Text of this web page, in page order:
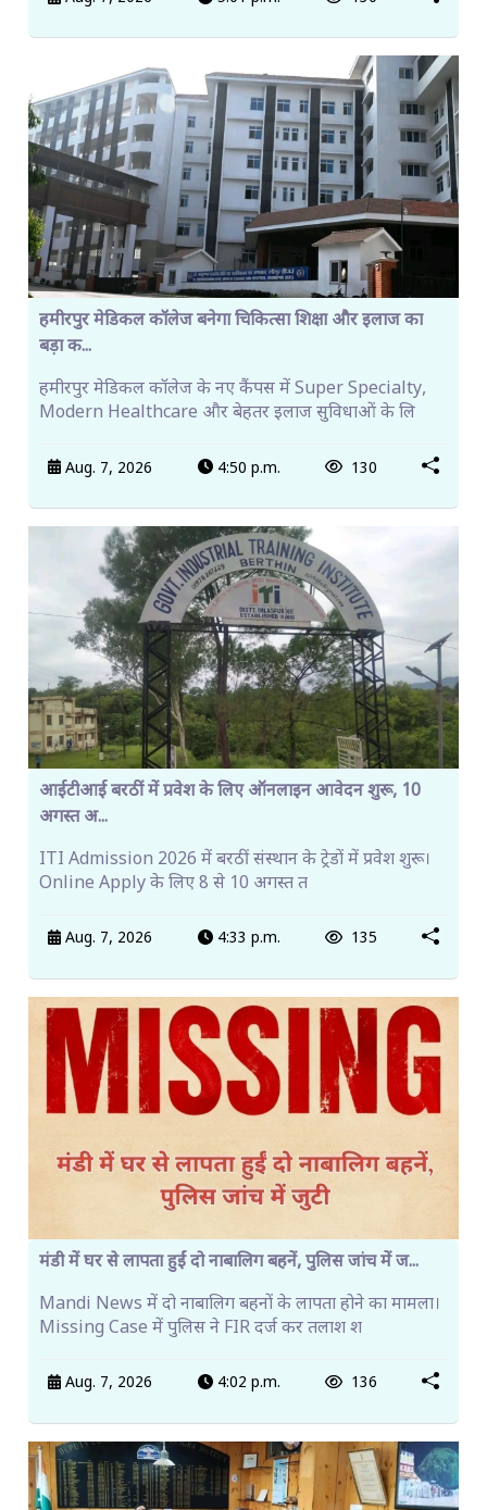
हमीरपुर मेडिकल कॉलेज बनेगा चिकित्सा शिक्षा और इलाज का
बड़ा क...
हमीरपुर मेडिकल कॉलेज के नए कैंपस में Super Specialty,
Modern Healthcare और बेहतर इलाज सुविधाओं के लि
Aug. 7, 2026 4:50 p.m. 130
आईटीआई बरठीं में प्रवेश के लिए ऑनलाइन आवेदन शुरू, 10
अगस्त अ...
ITI Admission 2026 में बरठीं संस्थान के ट्रेडों में प्रवेश शुरू।
Online Apply के लिए 8 से 10 अगस्त त
Aug. 7, 2026 4:33 p.m. 135
मंडी में घर से लापता हुईं दो नाबालिग बहनें, पुलिस जांच में ज...
Mandi News में दो नाबालिग बहनों के लापता होने का मामला।
Missing Case में पुलिस ने FIR दर्ज कर तलाश श
Aug. 7, 2026 4:02 p.m. 136